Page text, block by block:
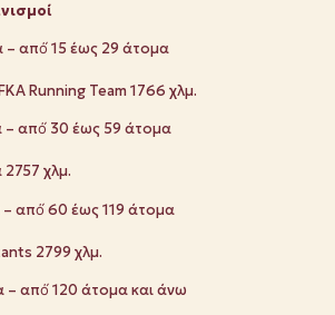
– από́ 15 έως 29 άτομα
Running Team 1766 χλμ.
– από́ 30 έως 59 άτομα
χλμ.
– από́ 60 έως 119 άτομα
2799 χλμ.
– από́ 120 άτομα και άνω